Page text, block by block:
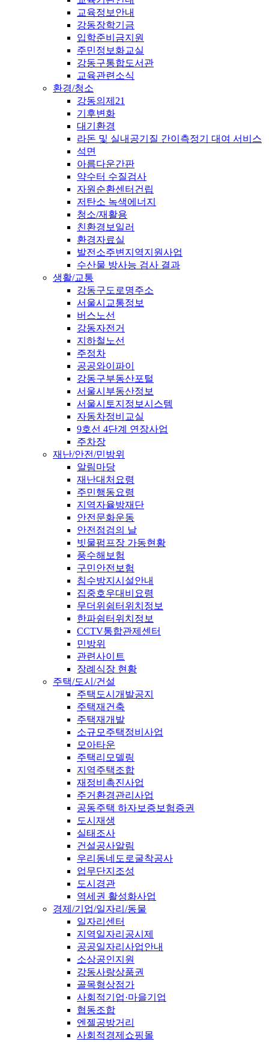
교육정보안내
강동장학기금
입학준비금지원
주민정보화교실
강동구통합도서관
교육관련소식
환경/청소
강동의제21
기후변화
대기환경
라돈 및 실내공기질 간이측정기 대여 서비스
석면
아름다운간판
약수터 수질검사
자원순환센터건립
저탄소 녹색에너지
청소/재활용
친환경보일러
환경자료실
발전소주변지역지원사업
수산물 방사능 검사 결과
생활/교통
강동구도로명주소
서울시교통정보
버스노선
강동자전거
지하철노선
주정차
공공와이파이
강동구부동산포털
서울시부동산정보
서울시토지정보시스템
자동차정비교실
9호선 4단계 연장사업
주차장
재난/안전/민방위
알림마당
재난대처요령
주민행동요령
지역자율방재단
안전문화운동
안전점검의 날
빗물펌프장 가동현황
풍수해보험
구민안전보험
침수방지시설안내
집중호우대비요령
무더위쉼터위치정보
한파쉼터위치정보
CCTV통합관제센터
민방위
관련사이트
장례식장 현황
주택/도시/건설
주택도시개발공지
주택재건축
주택재개발
소규모주택정비사업
모아타운
주택리모델링
지역주택조합
재정비촉진사업
주거환경관리사업
공동주택 하자보증보험증권
도시재생
실태조사
건설공사알림
우리동네도로굴착공사
업무단지조성
도시경관
역세권 활성화사업
경제/기업/일자리/동물
일자리센터
지역일자리공시제
공공일자리사업안내
소상공인지원
강동사랑상품권
골목형상점가
사회적기업·마을기업
협동조합
엔젤공방거리
사회적경제쇼핑몰